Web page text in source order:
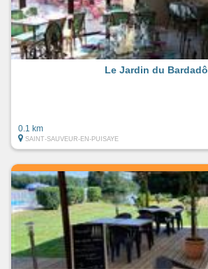
Le Jardin du Bardadô
0.1 km
SAINT-SAUVEUR-EN-PUISAYE